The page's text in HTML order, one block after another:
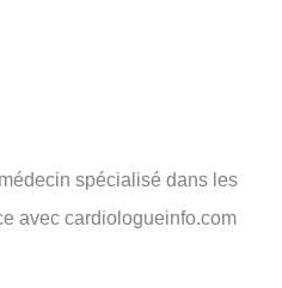
spécialisé dans les
avec cardiologueinfo.com